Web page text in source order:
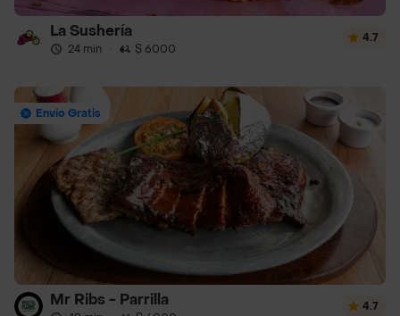
La Sushería
24 min · $ 6000
4.7
Envío Gratis
Mr Ribs - Parrilla 4.7